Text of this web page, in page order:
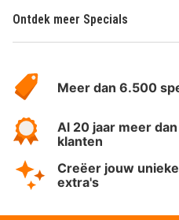
Ontdek meer Specials
HotelSpecials
Meer dan 6.500
Al 20 jaar meer
klanten
Creëer jouw
extra's